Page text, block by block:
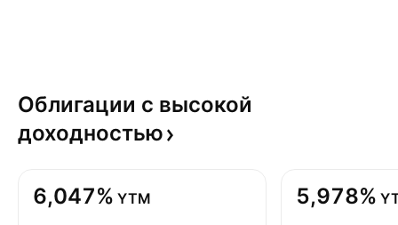
Облигации с высокой
доходностью
6,047% YTM 5,978%